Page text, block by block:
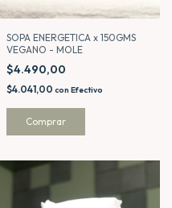
SOPA ENERGETICA x 150GMS
VEGANO - MOLE
$4.490,00
$4.041,00 con Efectivo